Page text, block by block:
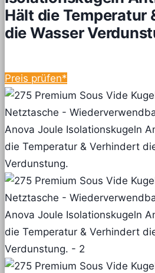
Hält die Temperatur
die Wasser
Preis prüfen*